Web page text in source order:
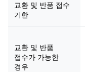
교환 및 반품 접수
기한
교환 및 반품
접수가 가능한
경우